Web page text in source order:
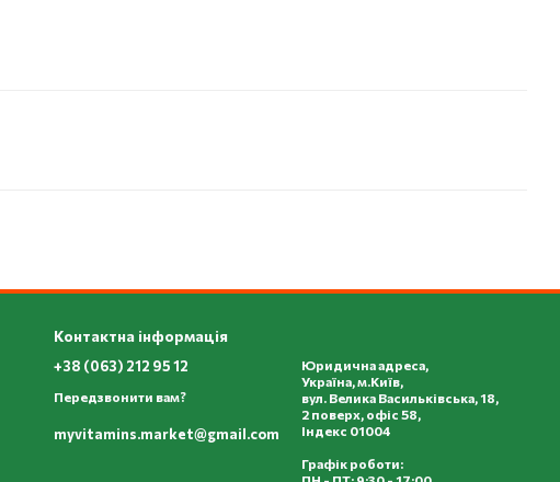
Контактна інформація
+38 (063) 212 95 12
Передзвонити вам?
myvitamins.market@gmail.com
Юридична адреса,
Україна, м.Київ,
вул. Велика Васильківська, 18,
2 поверх, офіс 58,
Індекс 01004
Графік роботи: